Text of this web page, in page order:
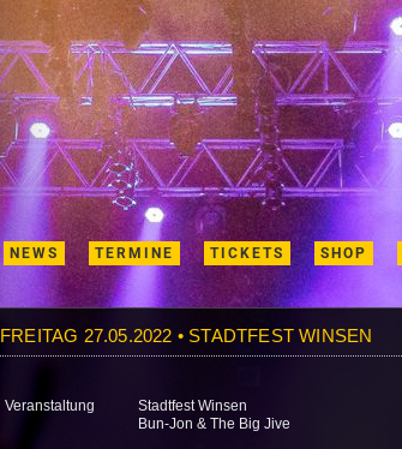
NEWS TERMINE TICKETS SHOP
FREITAG 27.05.2022 • STADTFEST WINSEN
Veranstaltung
Stadtfest Winsen
Bun-Jon & The Big Jive